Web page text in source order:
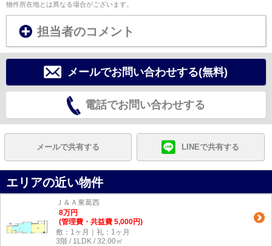
物件所在地とは異なる場合がございます。
担当者のコメント
メールでお問い合わせする(無料)
電話でお問い合わせする
メールで共有する LINEで共有する
エリアの近い物件
Ｊ＆Ａ東葛西
8万円
(管理費・共益費 5,000円)
敷：1ヶ月｜礼：1ヶ月
3階 / 1LDK / 32.00㎡